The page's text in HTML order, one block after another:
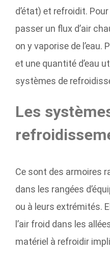
d’état) et refroidit.
passer un flux d’air
on y vaporise de l’eau.
et une quantité d’eau
systèmes de
Les
Ce sont des armoires
dans les rangées
ou à leurs extrémités.
l’air froid dans les
matériel à refroidir